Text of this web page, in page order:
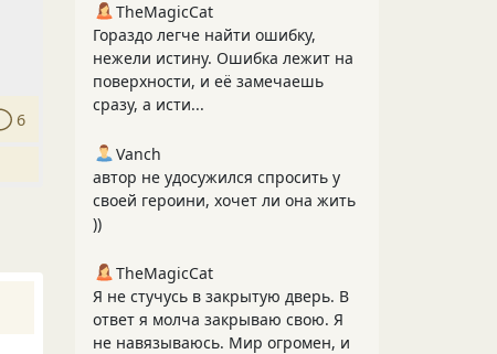
6
TheMagicCat
Гораздо легче найти ошибку,
нежели истину. Ошибка лежит на
поверхности, и её замечаешь
сразу, а исти...
Vanch
автор не удосужился спросить у
своей героини, хочет ли она жить
))
TheMagicCat
Я не стучусь в закрытую дверь. В
ответ я молча закрываю свою. Я
не навязываюсь. Мир огромен, и